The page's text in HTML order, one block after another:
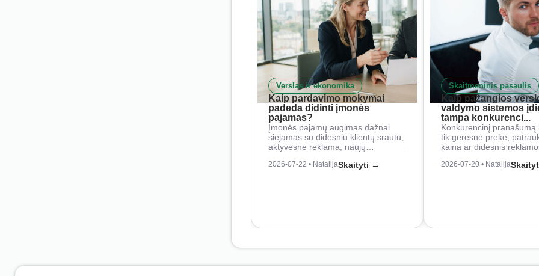
Verslas ir ekonomika
Kaip pardavimo mokymai
padeda didinti įmonės
pajamas?
Įmonės pajamų augimas dažnai
siejamas su didesniu klientų srautu,
aktyvesne reklama, naujų…
2026-07-22 • NatalijaSkaityti →
Skaitmeninis pasaulis
Kaip pažangios
valdymo sistemos
tampa konkurenci...
Konkurencinį pranašumą
tik geresnė prekė,
kaina ar didesnis
2026-07-20 • Natalija